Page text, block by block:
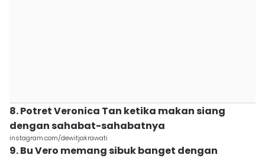
8. Potret Veronica Tan ketika makan siang
dengan sahabat-sahabatnya
instagram.com/dewitjakrawati
9. Bu Vero memang sibuk banget dengan